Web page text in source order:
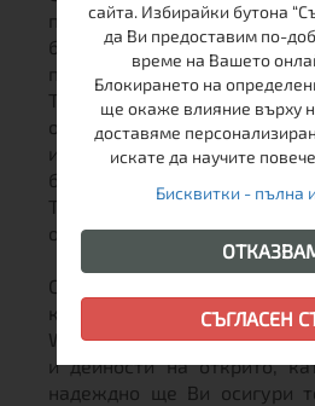
през тъканта на
бързо да се изпари и така
през цялото време.
Това Ви създава отлична
оставате сухи, дори при
интензивни движения, а
бързо.
Тази материя е дишаща и
отвежда навън.
С отличните си
качества, дамската мерино
W TRQ е перфектна за
и дейности на открито,
надеждно ще Ви осигури
сайта. Избирайки бутона
да Ви предоставим по-
време на Вашето
Блокирането на
ще окаже влияние върху
доставяме
искате да научите
Бисквитки - пълна
СЪГЛАСЕН